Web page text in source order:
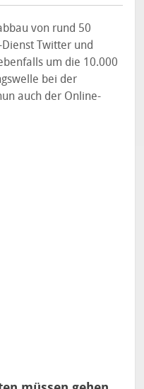
von rund 50
Twitter und
um die 10.000
bei der
auch der Online-